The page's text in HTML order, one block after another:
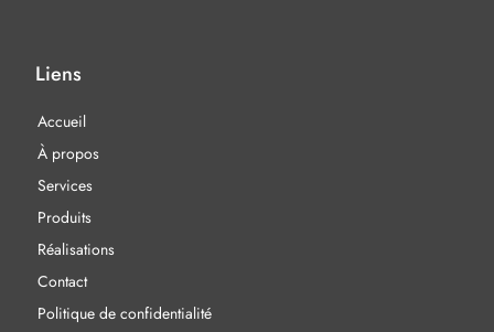
Liens
Accueil
À propos
Services
Produits
Réalisations
Contact
Politique de confidentialité